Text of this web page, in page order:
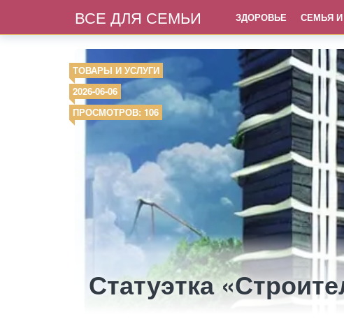
ВСЕ ДЛЯ СЕМЬИ ЗДОРОВЬЕ СЕМЬЯ
ТОВАРЫ И УСЛУГИ
2026-06-06
ПРОСМОТРОВ: 106
Статуэтка